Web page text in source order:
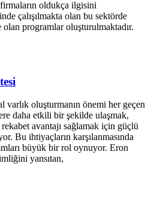
oldukça ilgisini
çalışılmakta olan bu sektörde
programlar oluşturulmaktadır.
varlık oluşturmanın önemi her geçen
daha etkili bir şekilde ulaşmak,
avantajı sağlamak için güçlü
Bu ihtiyaçların karşılanmasında
büyük bir rol oynuyor. Eron
yansıtan,